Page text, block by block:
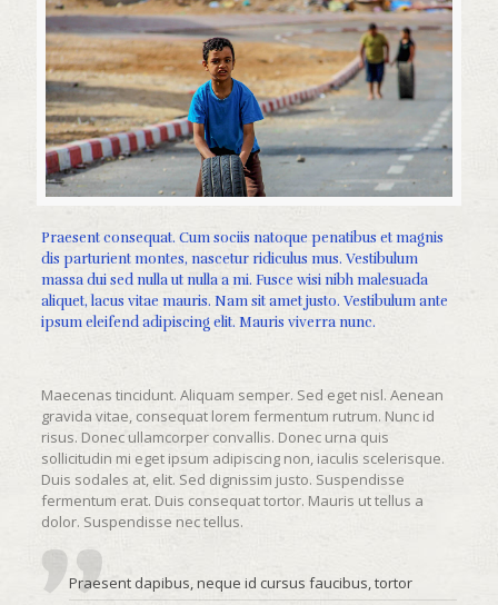
Praesent consequat. Cum sociis natoque penatibus et magnis
dis parturient montes, nascetur ridiculus mus. Vestibulum
massa dui sed nulla ut nulla a mi. Fusce wisi nibh malesuada
aliquet, lacus vitae mauris. Nam sit amet justo. Vestibulum ante
ipsum eleifend adipiscing elit. Mauris viverra nunc.
Maecenas tincidunt. Aliquam semper. Sed eget nisl. Aenean
gravida vitae, consequat lorem fermentum rutrum. Nunc id
risus. Donec ullamcorper convallis. Donec urna quis
sollicitudin mi eget ipsum adipiscing non, iaculis scelerisque.
Duis sodales at, elit. Sed dignissim justo. Suspendisse
fermentum erat. Duis consequat tortor. Mauris ut tellus a
dolor. Suspendisse nec tellus.
Praesent dapibus, neque id cursus faucibus, tortor